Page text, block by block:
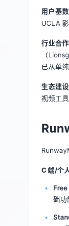
用户基
UCLA
行业合
（
已从单
生态建设
视频工
C 端/个
Free
础功